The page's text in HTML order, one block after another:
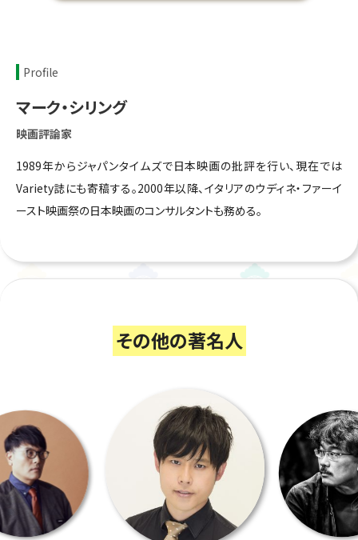
Profile
マーク・シリング
映画評論家
1989年からジャパンタイムズで日本映画の批評を行い、現在では
Variety誌にも寄稿する。2000年以降、イタリアのウディネ・ファーイ
ースト映画祭の日本映画のコンサルタントも務める。
その他の著名人